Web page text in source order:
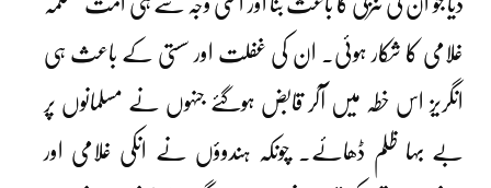
غلامی کا شکار ہوئی۔ ان کی غفلت اور سستی کے باعث ہی
انگریز اس خطہ میں آکر قابض ہوگئے جنہوں نے مسلمانوں پر
بے بہا ظلم ڈھائے۔ چونکہ ہندوؤں نے انکی غلامی اور